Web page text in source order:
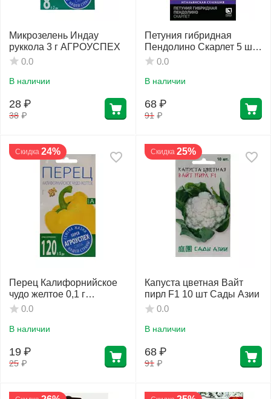
Микрозелень Индау
руккола 3 г АГРОУСПЕХ
0.0
В наличии
38 ₽
28 ₽
Петуния гибридная
Пендолино Скарлет 5 шт
ПОИСК
0.0
В наличии
91 ₽
68 ₽
Скидка 24%
Перец Калифорнийское
чудо желтое 0,1 г
АГРОУСПЕХ
0.0
В наличии
25 ₽
19 ₽
Скидка 25%
Капуста цветная Вайт
пирл F1 10 шт Сады Азии
0.0
В наличии
91 ₽
68 ₽